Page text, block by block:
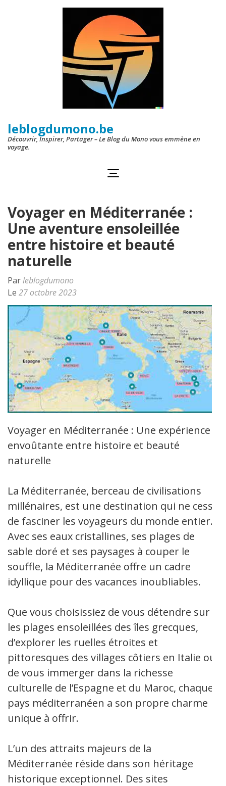
leblogdumono.be
Découvrir, Inspirer, Partager – Le Blog du Mono vous emmène en
voyage.
Voyager en Méditerranée :
Une aventure ensoleillée
entre histoire et beauté
naturelle
Parleblogdumono
Le 27 octobre 2023
Voyager en Méditerranée : Une expérience
envoûtante entre histoire et beauté
naturelle
La Méditerranée, berceau de civilisations
millénaires, est une destination qui ne cesse
de fasciner les voyageurs du monde entier.
Avec ses eaux cristallines, ses plages de
sable doré et ses paysages à couper le
souffle, la Méditerranée offre un cadre
idyllique pour des vacances inoubliables.
Que vous choisissiez de vous détendre sur
les plages ensoleillées des îles grecques,
d’explorer les ruelles étroites et
pittoresques des villages côtiers en Italie ou
de vous immerger dans la richesse
culturelle de l’Espagne et du Maroc, chaque
pays méditerranéen a son propre charme
unique à offrir.
L’un des attraits majeurs de la
Méditerranée réside dans son héritage
historique exceptionnel. Des sites